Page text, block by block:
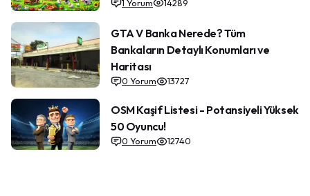
1 Yorum 14289
GTA V Banka Nerede? Tüm
Bankaların Detaylı Konumları ve
Haritası
0 Yorum 13727
OSM Kaşif Listesi - Potansiyeli Yüksek
50 Oyuncu!
0 Yorum 12740